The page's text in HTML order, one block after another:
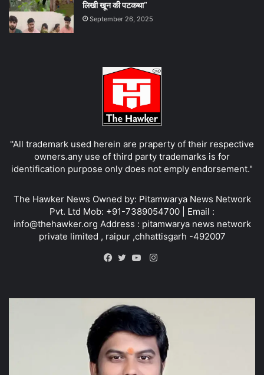
लिखी खून की पटकथा”
September 26, 2025
''All trademark used herein are praperty of their respective
owners.any use of third party trademarks is for
identification purpose only does not emply endorsement."
The Hawker News Owned by: Pitamwarya News Network
Pvt. Ltd Mob: +91-7389054700 | Email :
info@thehawker.org Address : pitamwarya news network
private limited , raipur ,chhattisgarh -492007
Instagram